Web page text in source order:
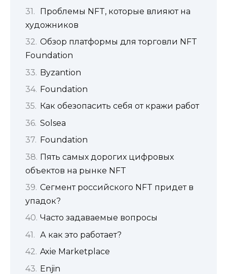
Проблемы NFT, которые влияют на
художников
Обзор платформы для торговли NFT
Foundation
Byzantion
Foundation
Как обезопасить себя от кражи работ
Solsea
Foundation
Пять самых дорогих цифровых
объектов на рынке NFT
Сегмент российского NFT придет в
упадок?
Часто задаваемые вопросы
А как это работает?
Axie Marketplace
Enjin